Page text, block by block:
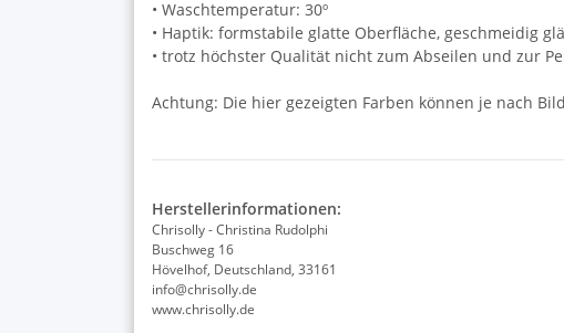
• Waschtemperatur: 30º
• Haptik: formstabile glatte Oberfläche, geschmeidig
• trotz höchster Qualität nicht zum Abseilen und zur
Achtung: Die hier gezeigten Farben können je nach
Herstellerinformationen:
Chrisolly - Christina Rudolphi
Buschweg 16
Hövelhof, Deutschland, 33161
info@chrisolly.de
www.chrisolly.de